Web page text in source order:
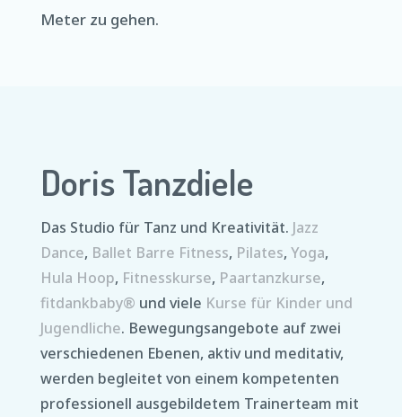
Meter zu gehen.
Doris Tanzdiele
Das Studio für Tanz und Kreativität. Jazz
Dance, Ballet Barre Fitness, Pilates, Yoga,
Hula Hoop, Fitnesskurse, Paartanzkurse,
fitdankbaby® und viele Kurse für Kinder und
Jugendliche. Bewegungsangebote auf zwei
verschiedenen Ebenen, aktiv und meditativ,
werden begleitet von einem kompetenten
professionell ausgebildetem Trainerteam mit